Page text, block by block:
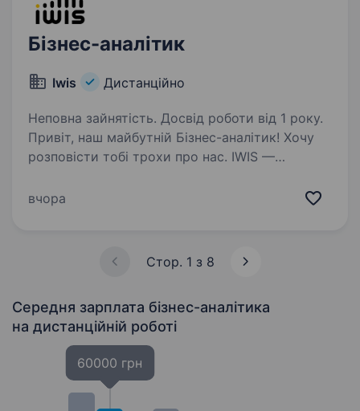
Бізнес-аналітик
Iwis Дистанційно
Неповна зайнятість. Досвід роботи від 1 року.
Привіт, наш майбутній Бізнес-аналітик! Хочу
розповісти тобі трохи про нас. IWIS —
Наша ціль — впроваджувати нові
вчора
Стор. 1 з 8
Середня зарплата бізнес-аналітика
на дистанційній роботі
60000 грн